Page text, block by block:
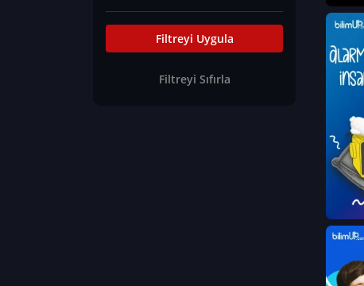
Eğitim Bilimleri
İlknur İyigökler
Büşra Elif Kıvrak
Can TORUN
Filtreyi Uygula
Filtreyi Sıfırla